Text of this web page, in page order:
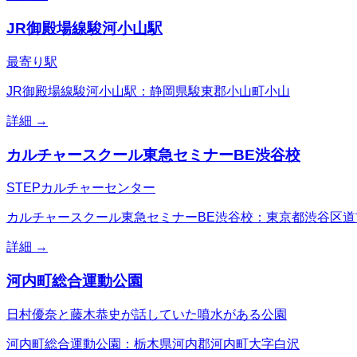
JR御殿場線駿河小山駅
最寄り駅
JR御殿場線駿河小山駅：静岡県駿東郡小山町小山
詳細 →
カルチャースクール東急セミナーBE渋谷校
STEPカルチャーセンター
カルチャースクール東急セミナーBE渋谷校：東京都渋谷区道
詳細 →
河内町総合運動公園
日村優奈と藤木恭史が話していた噴水がある公園
河内町総合運動公園：栃木県河内郡河内町大字白沢